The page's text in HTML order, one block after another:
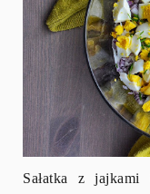
Sałatka z